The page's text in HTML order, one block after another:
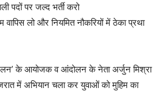
पदों पर जल्द भर्ती करो
वापिस लो और नियमित नौकरियों में ठेका प्रथा
के आयोजक व आंदोलन के नेता अर्जुन मिश्रा
में अभियान चला कर युवाओं को मुहिम का